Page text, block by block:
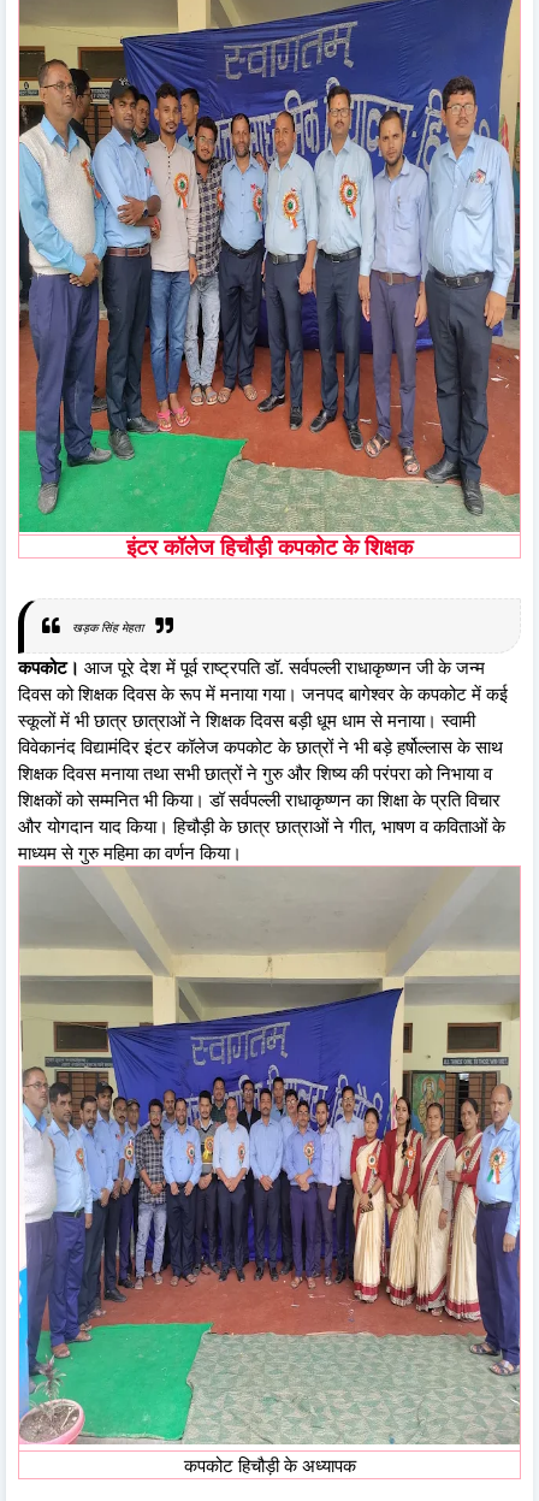
इंटर कॉलेज हिचौड़ी कपकोट के शिक्षक
खड़क सिंह मेहता
कपकोट। आज पूरे देश में पूर्व राष्ट्रपति डॉ. सर्वपल्ली राधाकृष्णन जी के जन्म
दिवस को शिक्षक दिवस के रूप में मनाया गया। जनपद बागेश्वर के कपकोट में कई
स्कूलों में भी छात्र छात्राओं ने शिक्षक दिवस बड़ी धूम धाम से मनाया। स्वामी
विवेकानंद विद्यामंदिर इंटर कॉलेज कपकोट के छात्रों ने भी बड़े हर्षोल्लास के साथ
शिक्षक दिवस मनाया तथा सभी छात्रों ने गुरु और शिष्य की परंपरा को निभाया व
शिक्षकों को सम्मनित भी किया। डॉ सर्वपल्ली राधाकृष्णन का शिक्षा के प्रति विचार
और योगदान याद किया। हिचौड़ी के छात्र छात्राओं ने गीत, भाषण व कविताओं के
माध्यम से गुरु महिमा का वर्णन किया।
कपकोट हिचौड़ी के अध्यापक